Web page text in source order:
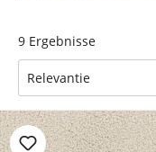
9 Ergebnisse